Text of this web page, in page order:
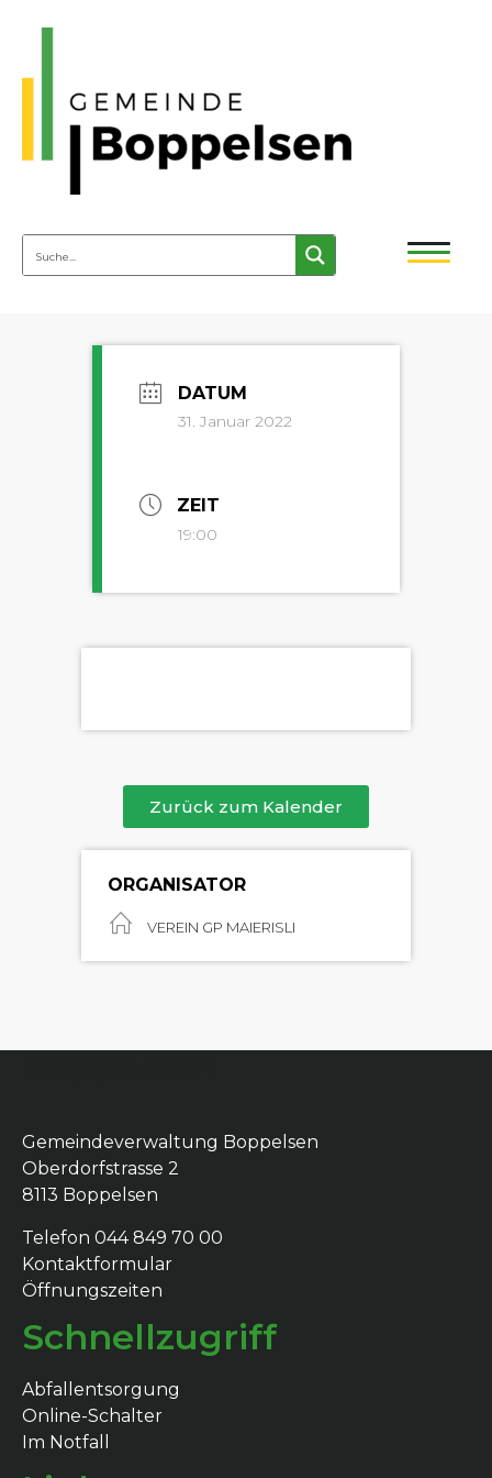
31. Januar 2022
ZEIT
19:00
Zurück zum Kalender
ORGANISATOR
VEREIN GP MAIERISLI
Gemeindeverwaltung Boppelsen
Oberdorfstrasse 2
8113 Boppelsen
Telefon 044 849 70 00
Kontaktformular
Öffnungszeiten
Schnellzugriff
Abfallentsorgung
Online-Schalter
Im Notfall